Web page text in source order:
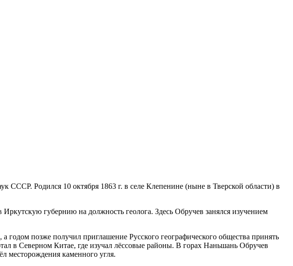
СССР. Родился 10 октября 1863 г. в селе Клепенине (ныне в Тверской области) в
губернию на должность геолога. Здесь Обручев занялся изучением
годом позже получил приглашение Русского географического общества принять
в Северном Китае, где изучал лёссовые районы. В горах Наньшань Обручев
месторождения каменного угля.